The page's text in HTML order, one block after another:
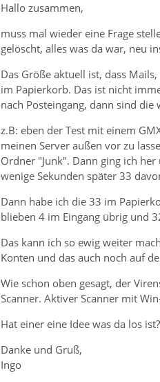
Hallo zusammen,
muss mal wieder eine Frage
gelöscht, alles was da war, neu
Das Größe aktuell ist, dass
im Papierkorb. Das ist nicht
nach Posteingang, dann sind
z.B: eben der Test mit einem
meinen Server außen vor zu
Ordner "Junk". Dann ging ich
wenige Sekunden später 33
Dann habe ich die 33 im
blieben 4 im Eingang übrig und
Das kann ich so ewig weiter
Konten und das auch noch auf
Wie schon oben gesagt, der
Scanner. Aktiver Scanner mit
Hat einer eine Idee was da los ist?
Danke und Gruß,
Ingo